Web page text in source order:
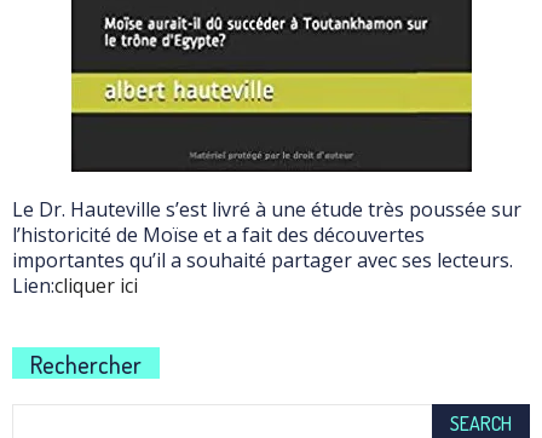
Le Dr. Hauteville s’est livré à une étude très poussée sur
l’historicité de Moïse et a fait des découvertes
importantes qu’il a souhaité partager avec ses lecteurs.
Lien:cliquer ici
Rechercher